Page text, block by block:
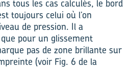
tous les cas calculés, le bord
toujours celui où l’on
de pression. Il a
pour un glissement
pas de zone brillante sur
(voir Fig. 6 de la